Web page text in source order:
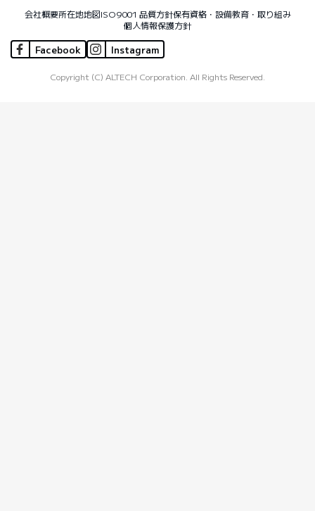
会社概要所在地地図ISO9001 品質方針保有資格・設備教育・取り組み
個人情報保護方針
Facebook Instagram
Copyright (C) ALTECH Corporation. All Rights Reserved.